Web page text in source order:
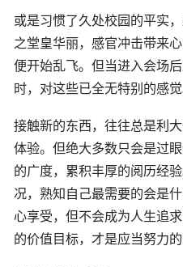
或是习惯了久处校园的平实
之堂皇华丽，感官冲击带来
便开始乱飞。但当进入会场
时，对这些已全无特别的感觉
接触新的东西，往往总是利
体验。但绝大多数只会是过
的广度，累积丰厚的阅历经
况，熟知自己最需要的会是
心享受，但不会成为人生追
的价值目标，才是应当努力的